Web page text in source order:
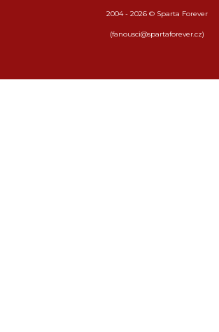
2004 - 2026 © Sparta Forever
(fanousci@spartaforever.cz)